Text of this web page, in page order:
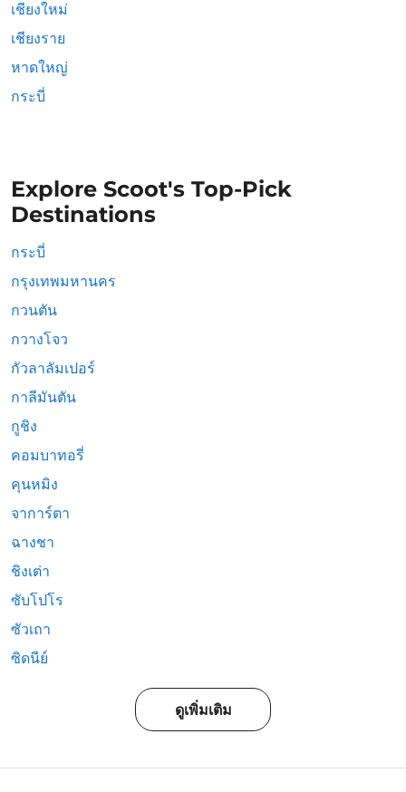
เชียงใหม่
เชียงราย
หาดใหญ่
กระบี่
Explore Scoot's Top-Pick
Destinations
กระบี่
กรุงเทพมหานคร
กวนตัน
กวางโจว
กัวลาลัมเปอร์
กาลีมันตัน
กูชิง
คอมบาทอรี่
คุนหมิง
จาการ์ตา
ฉางชา
ชิงเต่า
ซับโปโร
ซัวเถา
ซิดนีย์
ดูเพิ่มเติม